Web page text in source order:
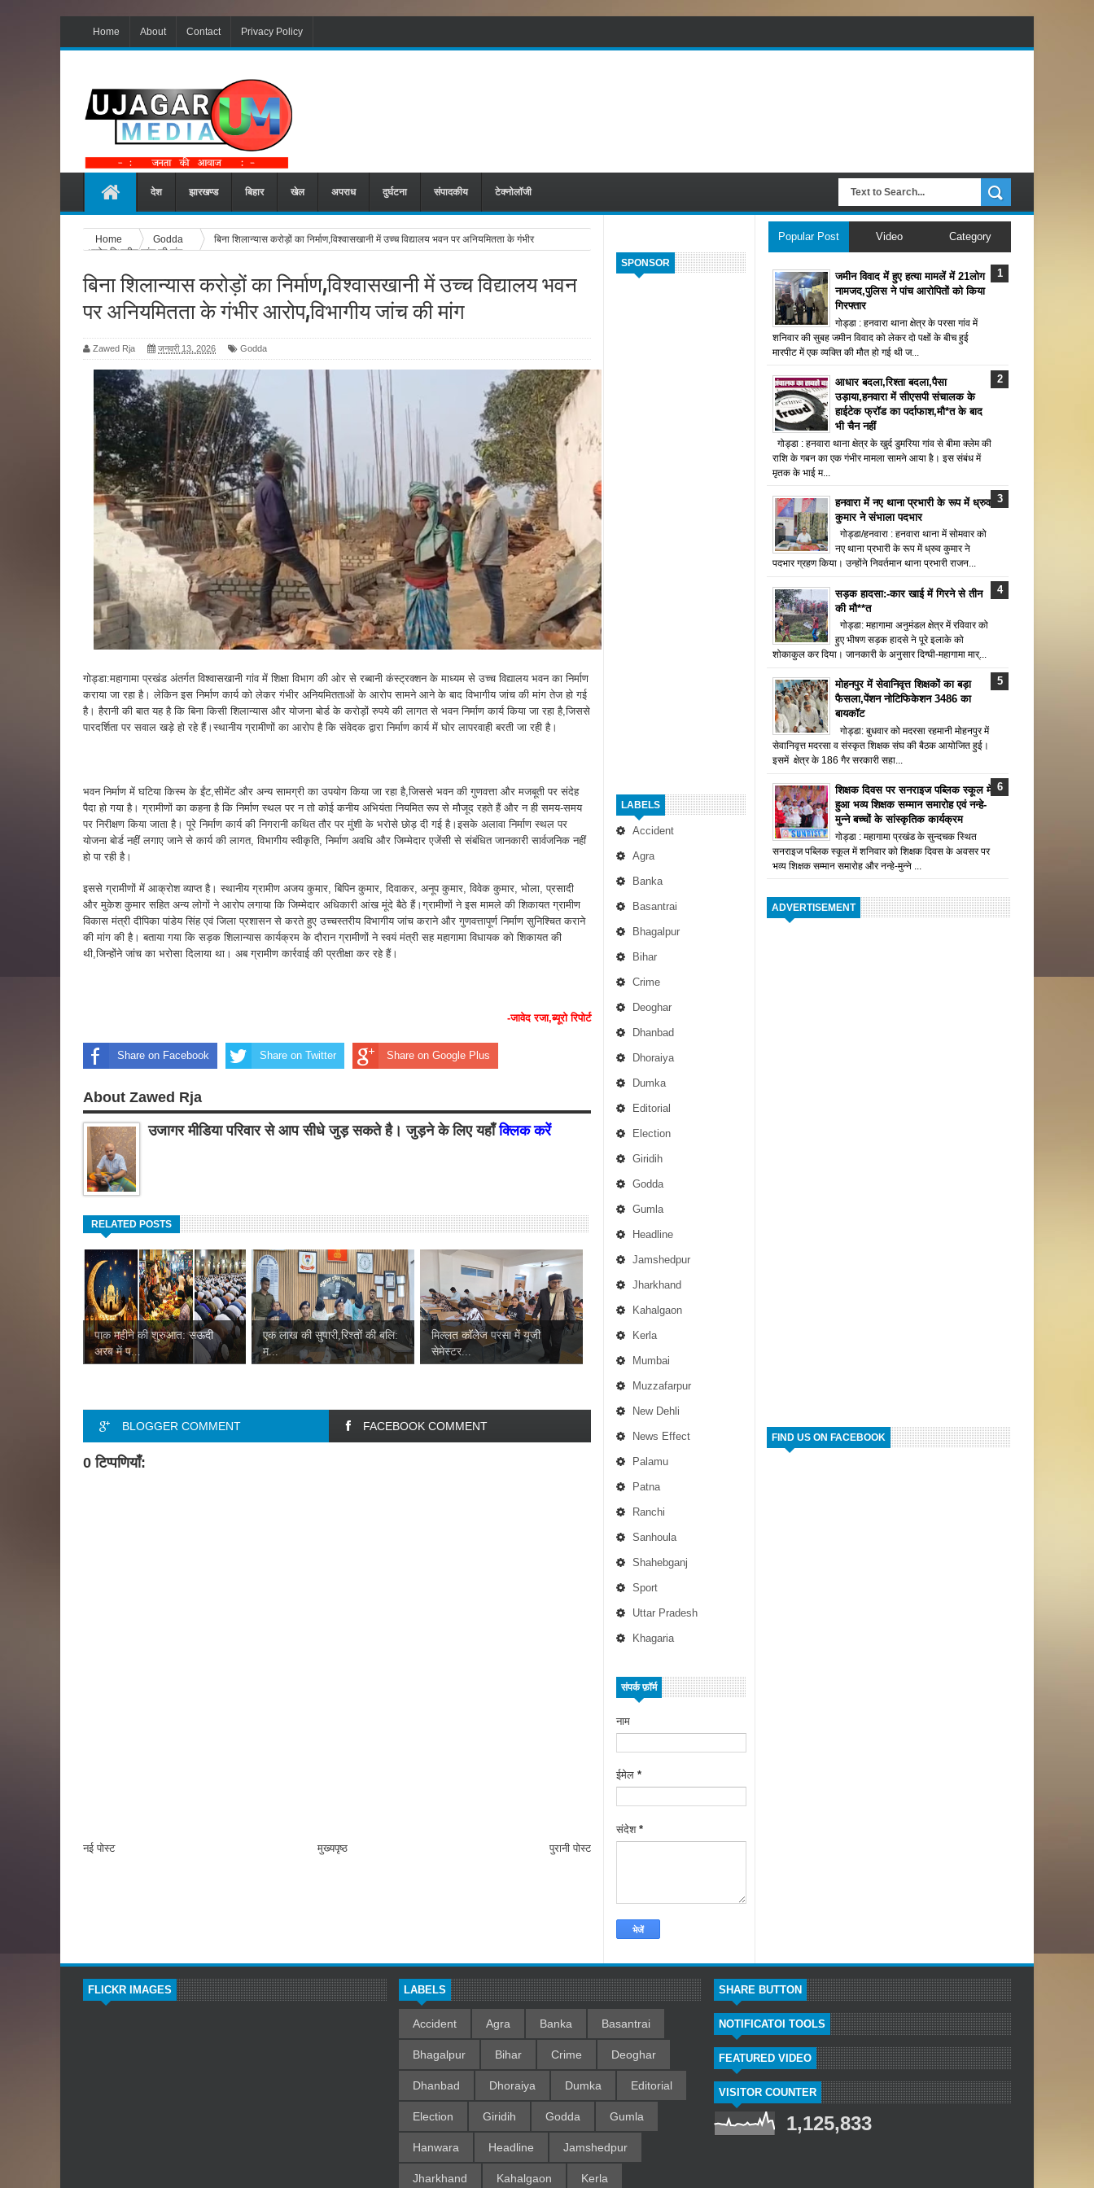
Home About Contact Privacy Policy
देश झारखण्ड बिहार खेल अपराध दुर्घटना संपादकीय टेक्नोलॉजी
SPONSOR
LABELS
Accident
Agra
Banka
Basantrai
Bhagalpur
Bihar
Crime
Deoghar
Dhanbad
Dhoraiya
Dumka
Editorial
Election
Giridih
Godda
Gumla
Headline
Jamshedpur
Jharkhand
Kahalgaon
Kerla
Mumbai
Muzzafarpur
New Dehli
News Effect
Palamu
Patna
Ranchi
Sanhoula
Shahebganj
Sport
Uttar Pradesh
Khagaria
संपर्क फ़ॉर्म
नाम
ईमेल *
संदेश *
Home Godda
बिना शिलान्यास करोड़ों का निर्माण,विश्वासखानी में उच्च विद्यालय भवन पर अनियमितता के गंभीर
आरोप,विभागीय जांच की मांग
बिना शिलान्यास करोड़ों का निर्माण,विश्वासखानी में उच्च विद्यालय भवन
पर अनियमितता के गंभीर आरोप,विभागीय जांच की मांग
Zawed Rja जनवरी 13, 2026 Godda
गोड्डा:महागामा प्रखंड अंतर्गत विश्वासखानी गांव में शिक्षा विभाग की ओर से रब्बानी कंस्ट्रक्शन के माध्यम से उच्च विद्यालय भवन का निर्माण
कराया जा रहा है। लेकिन इस निर्माण कार्य को लेकर गंभीर अनियमितताओं के आरोप सामने आने के बाद विभागीय जांच की मांग तेज हो गई
है। हैरानी की बात यह है कि बिना किसी शिलान्यास और योजना बोर्ड के करोड़ों रुपये की लागत से भवन निर्माण कार्य किया जा रहा है,जिससे
पारदर्शिता पर सवाल खड़े हो रहे हैं।स्थानीय ग्रामीणों का आरोप है कि संवेदक द्वारा निर्माण कार्य में घोर लापरवाही बरती जा रही है।
भवन निर्माण में घटिया किस्म के ईंट,सीमेंट और अन्य सामग्री का उपयोग किया जा रहा है,जिससे भवन की गुणवत्ता और मजबूती पर संदेह
पैदा हो गया है। ग्रामीणों का कहना है कि निर्माण स्थल पर न तो कोई कनीय अभियंता नियमित रूप से मौजूद रहते हैं और न ही समय-समय
पर निरीक्षण किया जाता है। पूरे निर्माण कार्य की निगरानी कथित तौर पर मुंशी के भरोसे छोड़ दी गई है।इसके अलावा निर्माण स्थल पर
योजना बोर्ड नहीं लगाए जाने से कार्य की लागत, विभागीय स्वीकृति, निर्माण अवधि और जिम्मेदार एजेंसी से संबंधित जानकारी सार्वजनिक नहीं
हो पा रही है।
इससे ग्रामीणों में आक्रोश व्याप्त है। स्थानीय ग्रामीण अजय कुमार, बिपिन कुमार, दिवाकर, अनूप कुमार, विवेक कुमार, भोला, प्रसादी
और मुकेश कुमार सहित अन्य लोगों ने आरोप लगाया कि जिम्मेदार अधिकारी आंख मूंदे बैठे हैं।ग्रामीणों ने इस मामले की शिकायत ग्रामीण
विकास मंत्री दीपिका पांडेय सिंह एवं जिला प्रशासन से करते हुए उच्चस्तरीय विभागीय जांच कराने और गुणवत्तापूर्ण निर्माण सुनिश्चित कराने
की मांग की है। बताया गया कि सड़क शिलान्यास कार्यक्रम के दौरान ग्रामीणों ने स्वयं मंत्री सह महागामा विधायक को शिकायत की
थी,जिन्होंने जांच का भरोसा दिलाया था। अब ग्रामीण कार्रवाई की प्रतीक्षा कर रहे हैं।
-जावेद रजा,ब्यूरो रिपोर्ट
Share on Facebook Share on Twitter Share on Google Plus
About Zawed Rja
उजागर मीडिया परिवार से आप सीधे जुड़ सकते है। जुड़ने के लिए यहाँक्लिक करें
RELATED POSTS
पाक महीने की शुरुआत: सऊदी
अरब में प...
एक लाख की सुपारी,रिश्तों की बलि:
म...
मिल्लत कॉलेज परसा में यूजी
सेमेस्टर...
BLOGGER COMMENT FACEBOOK COMMENT
0 टिप्पणियाँ:
नई पोस्ट पुरानी पोस्ट
मुख्यपृष्ठ
Popular Post Video Category
जमीन विवाद में हुए हत्या मामलें में 21लोग
नामजद,पुलिस ने पांच आरोपितों को किया
गिरफ्तार
गोड्डा : हनवारा थाना क्षेत्र के परसा गांव में
शनिवार की सुबह जमीन विवाद को लेकर दो पक्षों के बीच हुई
मारपीट में एक व्यक्ति की मौत हो गई थी ज...
आधार बदला,रिश्ता बदला,पैसा
उड़ाया,हनवारा में सीएसपी संचालक के
हाईटेक फ्रॉड का पर्दाफाश,मौ*त के बाद
भी चैन नहीं
गोड्डा : हनवारा थाना क्षेत्र के खुर्द डुमरिया गांव से बीमा क्लेम की
राशि के गबन का एक गंभीर मामला सामने आया है। इस संबंध में
मृतक के भाई म...
हनवारा में नए थाना प्रभारी के रूप में ध्रुव
कुमार ने संभाला पदभार
गोड्डा/हनवारा : हनवारा थाना में सोमवार को
नए थाना प्रभारी के रूप में ध्रुव कुमार ने
पदभार ग्रहण किया। उन्होंने निवर्तमान थाना प्रभारी राजन...
सड़क हादसा:-कार खाई में गिरने से तीन
की मौ**त
गोड्डा: महागामा अनुमंडल क्षेत्र में रविवार को
हुए भीषण सड़क हादसे ने पूरे इलाके को
शोकाकुल कर दिया। जानकारी के अनुसार दिग्घी-महागामा मार्...
मोहनपुर में सेवानिवृत्त शिक्षकों का बड़ा
फैसला,पेंशन नोटिफिकेशन 3486 का
बायकॉट
गोड्डा: बुधवार को मदरसा रहमानी मोहनपुर में
सेवानिवृत्त मदरसा व संस्कृत शिक्षक संघ की बैठक आयोजित हुई।
इसमें क्षेत्र के 186 गैर सरकारी सहा...
शिक्षक दिवस पर सनराइज पब्लिक स्कूल में
हुआ भव्य शिक्षक सम्मान समारोह एवं नन्हे-
मुन्ने बच्चों के सांस्कृतिक कार्यक्रम
गोड्डा : महागामा प्रखंड के सुन्दचक स्थित
सनराइज पब्लिक स्कूल में शनिवार को शिक्षक दिवस के अवसर पर
भव्य शिक्षक सम्मान समारोह और नन्हे-मुन्ने ...
ADVERTISEMENT
FIND US ON FACEBOOK
FLICKR IMAGES LABELS
Accident Agra Banka Basantrai
Bhagalpur Bihar Crime Deoghar
Dhanbad Dhoraiya Dumka Editorial
Election Giridih Godda Gumla
Hanwara Headline Jamshedpur
Jharkhand Kahalgaon Kerla
SHARE BUTTON
NOTIFICATOI TOOLS
FEATURED VIDEO
VISITOR COUNTER
1,125,833